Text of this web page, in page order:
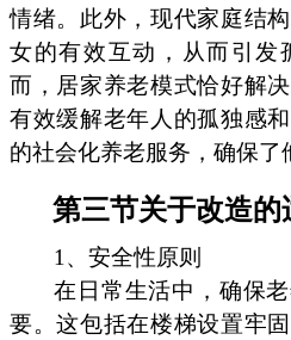
情绪。此外，现代家庭结
女的有效互动，从而引发
而，居家养老模式恰好解
有效缓解老年人的孤独感
的社会化养老服务，确保了
第三节关于改造的
1、安全性原则
在日常生活中，确保
要。这包括在楼梯设置牢